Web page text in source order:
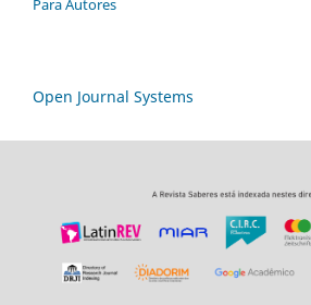
Para Autores
Open Journal Systems